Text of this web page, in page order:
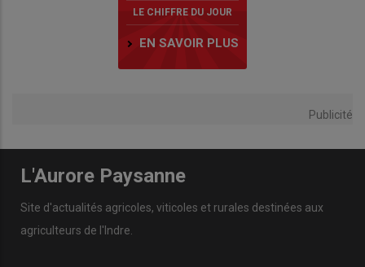
LE CHIFFRE DU JOUR
EN SAVOIR PLUS
Publicité
L'Aurore Paysanne
Site d'actualités agricoles, viticoles et rurales destinées aux
agriculteurs de l'Indre.